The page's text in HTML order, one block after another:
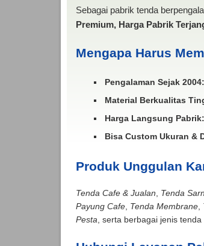
Sebagai pabrik tenda
Premium, Harga Pabrik
Mengapa Harus
Pengalaman Sejak 2004:
Material Berkualitas
Harga Langsung Pabrik:
Bisa Custom Ukuran &
Produk Unggulan
Tenda Cafe & Jualan Tenda
Payung Cafe, Tenda Membrane,
Pesta , serta berbagai jenis